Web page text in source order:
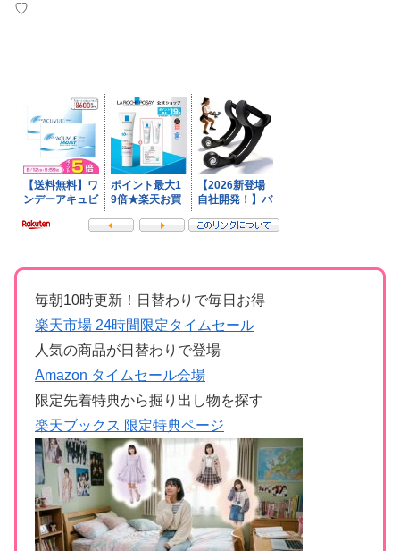
♡
毎朝10時更新！日替わりで毎日お得
楽天市場 24時間限定タイムセール
人気の商品が日替わりで登場
Amazon タイムセール会場
限定先着特典から掘り出し物を探す
楽天ブックス 限定特典ページ